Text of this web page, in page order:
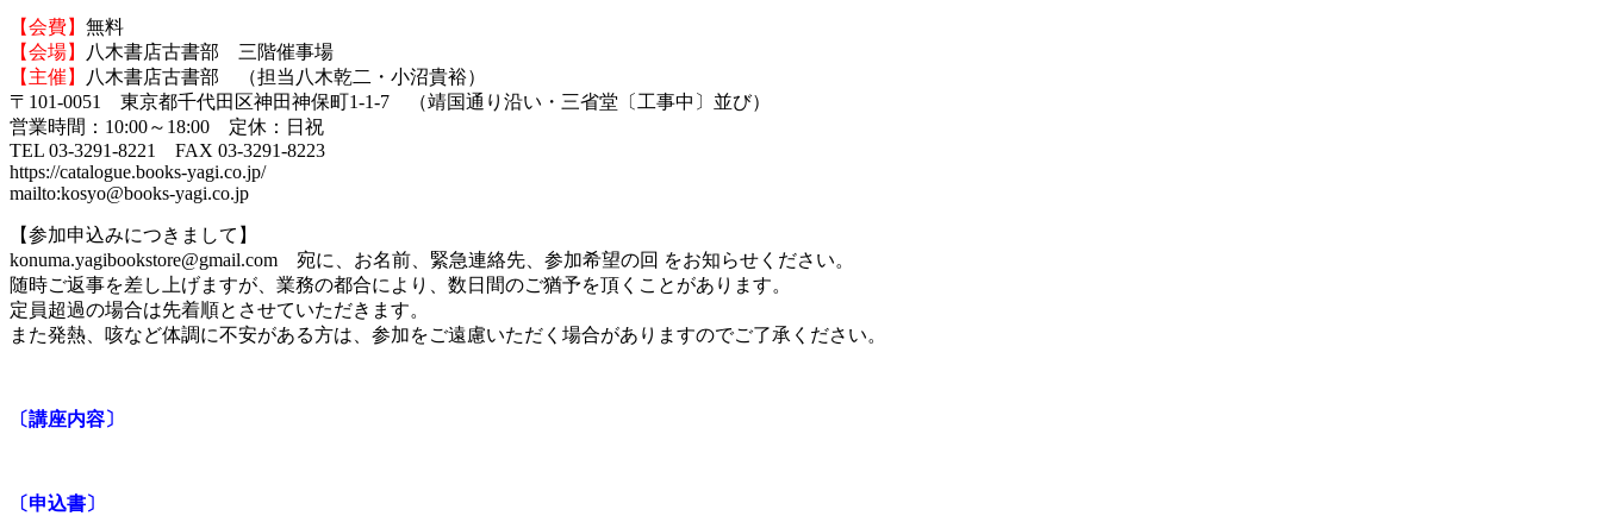
【会費】 無料
【会場】
八木書店古書部 三階催事場
【主催】
八木書店古書部 （担当八木乾二・小沼貴裕）
〒101-0051 東京都千代田区神田神保町1-1-7 （靖国通り沿い・三省堂〔工事中〕並び）
営業時間：10:00～18:00 定休：日祝
TEL 03-3291-8221 FAX 03-3291-8223
https://catalogue.books-yagi.co.jp/
mailto:kosyo@books-yagi.co.jp
【参加申込みにつきまして】
konuma.yagibookstore@gmail.com 宛に、お名前、緊急連絡先、参加希望の回 をお知らせください。
随時ご返事を差し上げますが、業務の都合により、数日間のご猶予を頂くことがあります。
定員超過の場合は先着順とさせていただきます。
また発熱、咳など体調に不安がある方は、参加をご遠慮いただく場合がありますのでご了承ください。
〔講座内容〕
〔申込書〕